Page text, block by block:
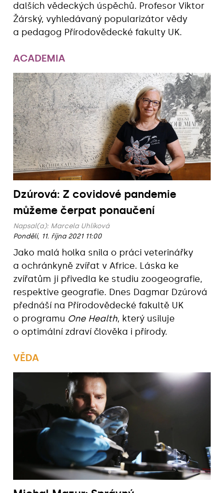
dalších vědeckých úspěchů. Profesor Viktor
Žárský, vyhledávaný popularizátor vědy
a pedagog Přírodovědecké fakulty UK.
ACADEMIA
Dzúrová: Z covidové pandemie
můžeme čerpat ponaučení
Napsal(a): Marcela Uhlíková
Pondělí, 11. října 2021 11:00
Jako malá holka snila o práci veterinářky
a ochránkyně zvířat v Africe. Láska ke
zvířatům ji přivedla ke studiu zoogeografie,
respektive geografie. Dnes Dagmar Dzúrová
přednáší na Přírodovědecké fakultě UK
o programu One Health, který usiluje
o optimální zdraví člověka i přírody.
VĚDA